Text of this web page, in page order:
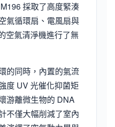
採取了高度緊湊
氣循環扇、電風扇與
空氣清淨機進行了無
的同時，內置的氣流
度 UV 光催化抑菌矩
游離微生物的 DNA
不僅大幅削減了室內